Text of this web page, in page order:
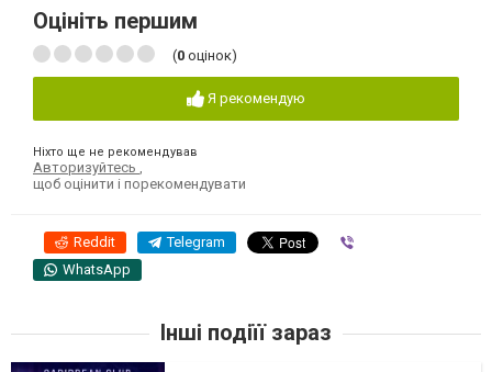
Оцініть першим
(0 оцінок)
Я рекомендую
Ніхто ще не рекомендував
Авторизуйтесь ,
щоб оцінити і порекомендувати
Reddit Telegram
WhatsApp
Інші подіїї зараз